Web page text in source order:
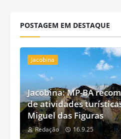
POSTAGEM EM DESTAQUE
Jacobina
Jacobina: MP-BA
de atividades
Miguel das Figuras
Redação 16.9.25